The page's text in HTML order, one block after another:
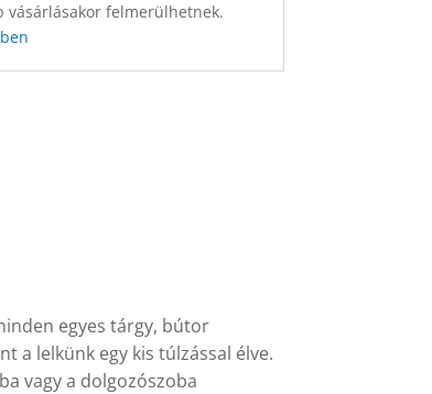
vásárlásakor felmerülhetnek.
egyes tárgy, bútor
a lelkünk egy kis túlzással élve.
vagy a dolgozószoba